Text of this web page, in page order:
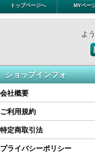
トップページへ MYペー
よ
ショップインフォ
会社概要
ご利用規約
特定商取引法
プライバシーポリシー